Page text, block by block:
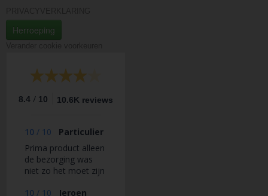
Herroeping
8.4 / 10 10.6K reviews
10 / 10
Particulier
Prima product alleen
de bezorging was
niet zo het moet zijn
10 / 10 Jeroen